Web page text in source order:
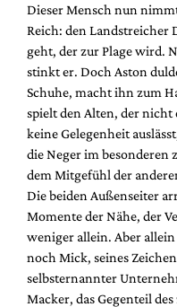
Dieser Mensch nun
Reich: den Landstreicher
geht, der zur Plage wird.
stinkt er. Doch Aston
Schuhe, macht ihn zum
spielt den Alten, der nicht
keine Gelegenheit
die Neger im besonderen
dem Mitgefühl der
Die beiden Außenseiter
Momente der Nähe, der
weniger allein. Aber
noch Mick, seines
selbsternannter
Macker, das Gegenteil